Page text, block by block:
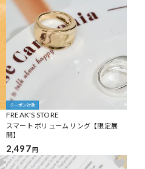
クーポン対象
FREAK'S STORE
スマート ボリューム リング【限定展
開】
2,497円